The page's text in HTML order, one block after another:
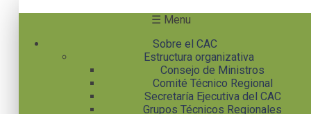
☰ Menu
Sobre el CAC
Estructura organizativa
Consejo de Ministros
Comité Técnico Regional
Secretaría Ejecutiva del CAC
Grupos Técnicos Regionales